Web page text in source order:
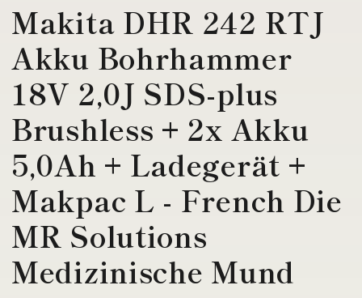
Makita DHR 242 RTJ
Akku Bohrhammer
18V 2,0J SDS-plus
Brushless + 2x Akku
5,0Ah + Ladegerät +
Makpac L - French Die
MR Solutions
Medizinische Mund